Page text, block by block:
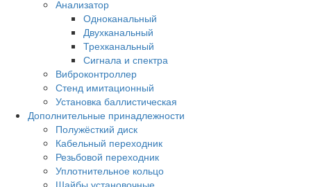
Анализатор
Одноканальный
Двухканальный
Трехканальный
Сигнала и спектра
Виброконтроллер
Стенд имитационный
Установка баллистическая
Дополнительные принадлежности
Полужёсткий диск
Кабельный переходник
Резьбовой переходник
Уплотнительное кольцо
Шайбы установочные